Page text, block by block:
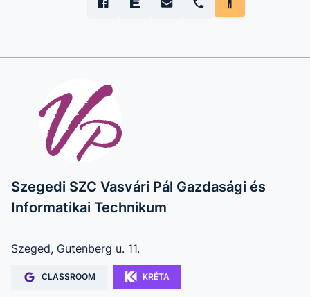
Szegedi SZC Vasvári Pál Gazdasági és
Informatikai Technikum
Szeged, Gutenberg u. 11.
CLASSROOM KRÉTA